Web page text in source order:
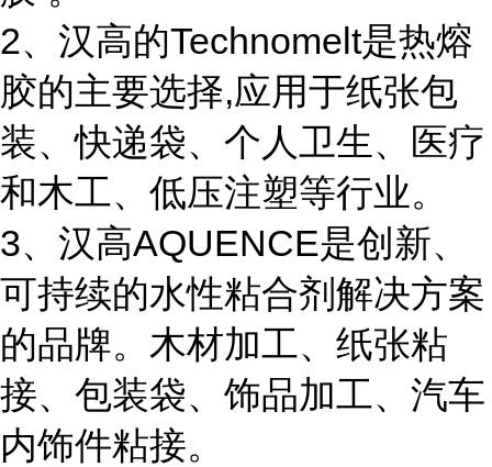
2、汉高的Technomelt是热熔
胶的主要选择,应用于纸张包
装、快递袋、个人卫生、医疗
和木工、低压注塑等行业。
3、汉高AQUENCE是创新、
可持续的水性粘合剂解决方案
的品牌。木材加工、纸张粘
接、包装袋、饰品加工、汽车
内饰件粘接。